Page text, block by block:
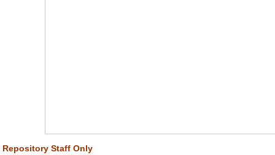
Repository Staff Only